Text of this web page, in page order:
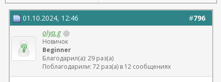
#796
01.10.2024, 12:46
olya.g
Новичок
Beginner
Благодарил(а): 29 раз(а)
Поблагодарили: 72 раз(а) в 12 сообщениях